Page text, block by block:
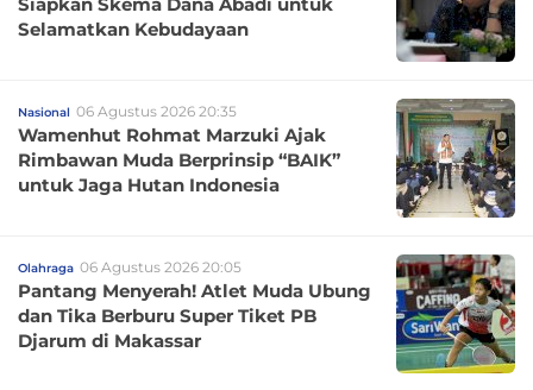
Selamatkan Kebudayaan
Nasional 06 Agustus 2026 20:35
Wamenhut Rohmat Marzuki Ajak
Rimbawan Muda Berprinsip “BAIK”
untuk Jaga Hutan Indonesia
Olahraga 06 Agustus 2026 20:05
Pantang Menyerah! Atlet Muda Ubung
dan Tika Berburu Super Tiket PB
Djarum di Makassar